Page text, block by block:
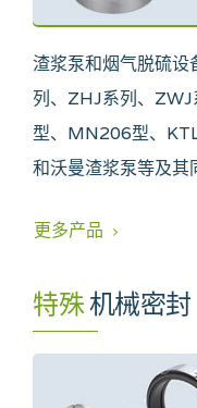
渣浆泵和烟气脱硫设
列、ZHJ系列、
型、MN206型、
和沃曼渣浆泵等及其
更多产品
特殊机械密封